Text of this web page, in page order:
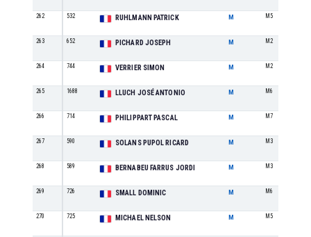
262 532 RUHLMANN PATRICK M M5
263 652 PICHARD JOSEPH M M2
264 744 VERRIER SIMON M M2
265 1688 LLUCH JOSÉ ANTONIO M M6
266 714 PHILIPPART PASCAL M M7
267 590 SOLANS PUPOL RICARD M M3
268 589 BERNABEU FARRUS JORDI M M3
269 726 SMALL DOMINIC M M6
270 725 MICHAEL NELSON M M5